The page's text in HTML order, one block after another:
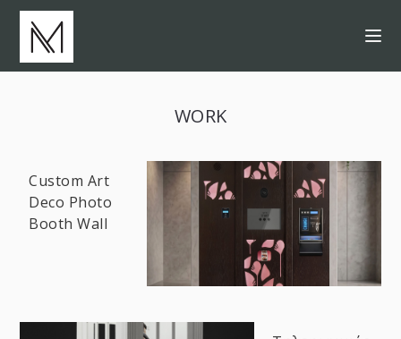
WORK
Custom Art
Deco Photo
Booth Wall